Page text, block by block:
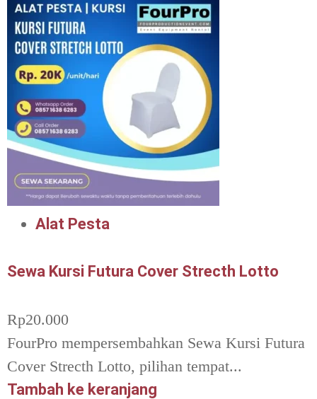
Alat Pesta
Sewa Kursi Futura Cover Strecth Lotto
Rp20.000
FourPro mempersembahkan Sewa Kursi Futura
Cover Strecth Lotto, pilihan tempat...
Tambah ke keranjang